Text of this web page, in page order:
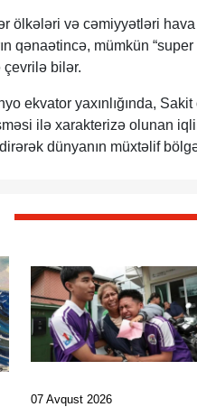
ölkələri və cəmiyyətləri hava
qənaətincə, mümkün
çevrilə bilər.
ekvator yaxınlığında,
ilə xarakterizə olunan
dünyanın müxtəlif
07 Avqust 2026